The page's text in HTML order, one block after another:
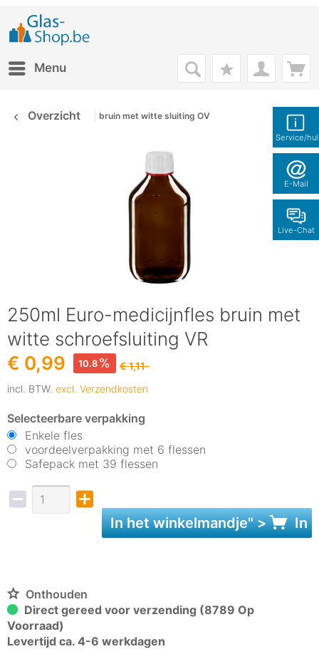
Service/
E-Mail
Live-Chat
Menu
Overzicht bruin met witte sluiting OV
250ml Euro-medicijnfles bruin met
witte schroefsluiting VR
€ 0,99
10.8
€ 1,11
incl. BTW. excl. Verzendkosten
Selecteerbare verpakking
Enkele fles
voordeelverpakking met 6 flessen
Safepack met 39 flessen
In hetwinkelmandje" > In
Onthouden
Direct gereed voor verzending (8789 Op
Voorraad)
Levertijd ca. 4-6 werkdagen